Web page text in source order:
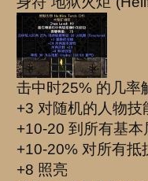
击中时25% 的几率
+3 对随机的人物技
+10-20 到所有基本
+10-20% 对所有抵
+8 照亮